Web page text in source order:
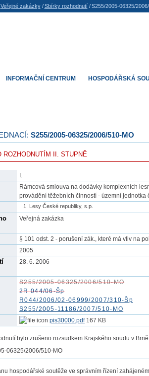
S255/2005-06325/2006/510-MO
ROZHODNUTÍM II. STUPNĚ
I.
Rámcová smlouva na dodávky komplexních
provádění těžebních činností - územní jednotka
Lesy České republiky, s.p.
Veřejná zakázka
§ 101 odst. 2 - porušení zák., které má vliv na
2005
28. 6. 2006
S255/2005-06325/2006/510-MO
2R 044/06-Šp
R044/2006/02-06999/2007/310-Šp
S255/2005-11186/2007/510-MO
pis30000.pdf167 KB
bylo zrušeno rozsudkem Krajského soudu v
06325/2006/510-MO
hospodářské soutěže ve správním řízení
INFORMAČNÍ CENTRUM HOSPODÁŘSKÁ
Veřejné zakázky/ Sbírky rozhodnutí/ S255/2005-06325/